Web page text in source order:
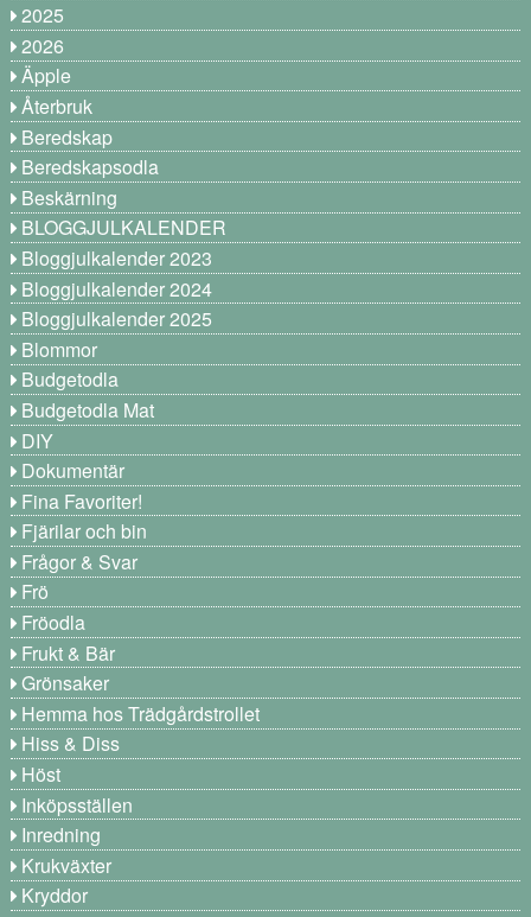
2025
2026
Äpple
Återbruk
Beredskap
Beredskapsodla
Beskärning
BLOGGJULKALENDER
Bloggjulkalender 2023
Bloggjulkalender 2024
Bloggjulkalender 2025
Blommor
Budgetodla
Budgetodla Mat
DIY
Dokumentär
Fina Favoriter!
Fjärilar och bin
Frågor & Svar
Frö
Fröodla
Frukt & Bär
Grönsaker
Hemma hos Trädgårdstrollet
Hiss & Diss
Höst
Inköpsställen
Inredning
Krukväxter
Kryddor